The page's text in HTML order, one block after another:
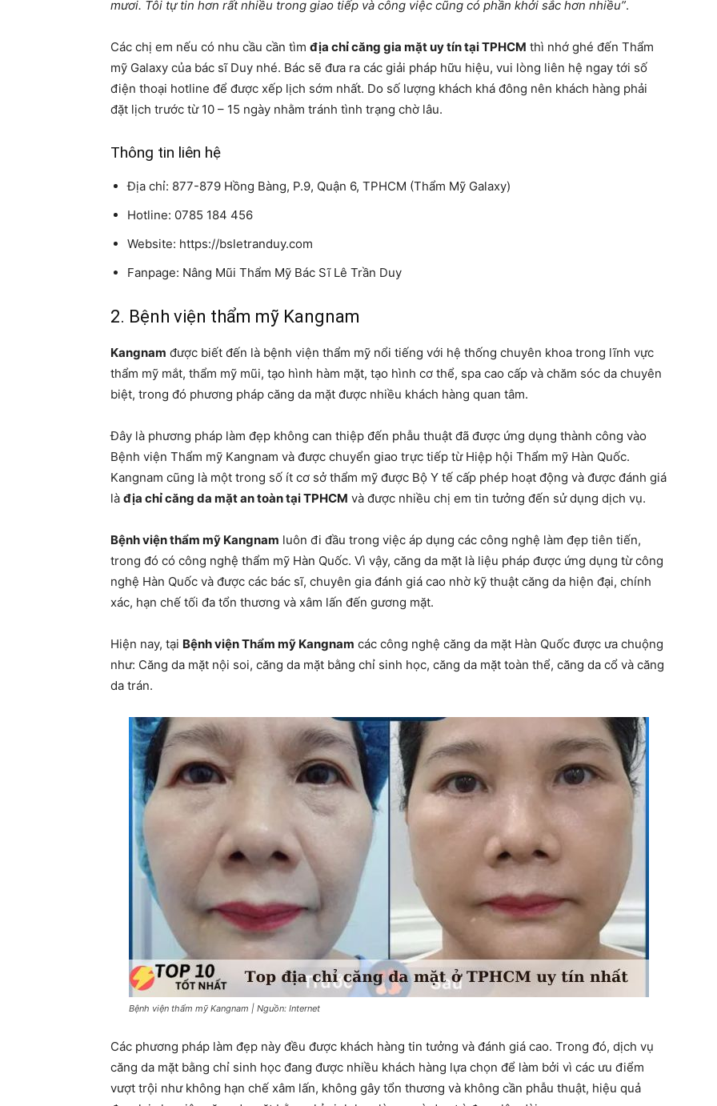
mươi. Tôi tự tin hơn rất nhiều trong giao tiếp và công việc cũng có phần khởi sắc hơn nhiều”.
Các chị em nếu có nhu cầu cần tìm địa chỉ căng gia mặt uy tín tại TPHCM thì nhớ ghé đến Thẩm
mỹ Galaxy của bác sĩ Duy nhé. Bác sẽ đưa ra các giải pháp hữu hiệu, vui lòng liên hệ ngay tới số
điện thoại hotline để được xếp lịch sớm nhất. Do số lượng khách khá đông nên khách hàng phải
đặt lịch trước từ 10 – 15 ngày nhằm tránh tình trạng chờ lâu.
Thông tin liên hệ
Địa chỉ: 877-879 Hồng Bàng, P.9, Quận 6, TPHCM (Thẩm Mỹ Galaxy)
Hotline: 0785 184 456
Website: https://bsletranduy.com
Fanpage: Nâng Mũi Thẩm Mỹ Bác Sĩ Lê Trần Duy
2. Bệnh viện thẩm mỹ Kangnam
Kangnam được biết đến là bệnh viện thẩm mỹ nổi tiếng với hệ thống chuyên khoa trong lĩnh vực
thẩm mỹ mắt, thẩm mỹ mũi, tạo hình hàm mặt, tạo hình cơ thể, spa cao cấp và chăm sóc da chuyên
biệt, trong đó phương pháp căng da mặt được nhiều khách hàng quan tâm.
Đây là phương pháp làm đẹp không can thiệp đến phẫu thuật đã được ứng dụng thành công vào
Bệnh viện Thẩm mỹ Kangnam và được chuyển giao trực tiếp từ Hiệp hội Thẩm mỹ Hàn Quốc.
Kangnam cũng là một trong số ít cơ sở thẩm mỹ được Bộ Y tế cấp phép hoạt động và được đánh giá
là địa chỉ căng da mặt an toàn tại TPHCM và được nhiều chị em tin tưởng đến sử dụng dịch vụ.
Bệnh viện thẩm mỹ Kangnam luôn đi đầu trong việc áp dụng các công nghệ làm đẹp tiên tiến,
trong đó có công nghệ thẩm mỹ Hàn Quốc. Vì vậy, căng da mặt là liệu pháp được ứng dụng từ công
nghệ Hàn Quốc và được các bác sĩ, chuyên gia đánh giá cao nhờ kỹ thuật căng da hiện đại, chính
xác, hạn chế tối đa tổn thương và xâm lấn đến gương mặt.
Hiện nay, tại Bệnh viện Thẩm mỹ Kangnam các công nghệ căng da mặt Hàn Quốc được ưa chuộng
như: Căng da mặt nội soi, căng da mặt bằng chỉ sinh học, căng da mặt toàn thể, căng da cổ và căng
da trán.
Bệnh viện thẩm mỹ Kangnam | Nguồn: Internet
Các phương pháp làm đẹp này đều được khách hàng tin tưởng và đánh giá cao. Trong đó, dịch vụ
căng da mặt bằng chỉ sinh học đang được nhiều khách hàng lựa chọn để làm bởi vì các ưu điểm
vượt trội như không hạn chế xâm lấn, không gây tổn thương và không cần phẫu thuật, hiệu quả